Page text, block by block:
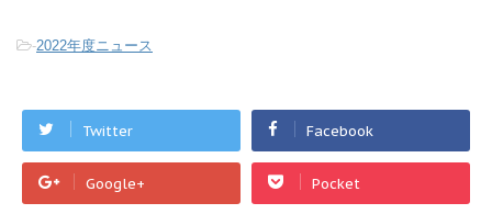
-2022年度ニュース
Twitter Facebook
Google+ Pocket